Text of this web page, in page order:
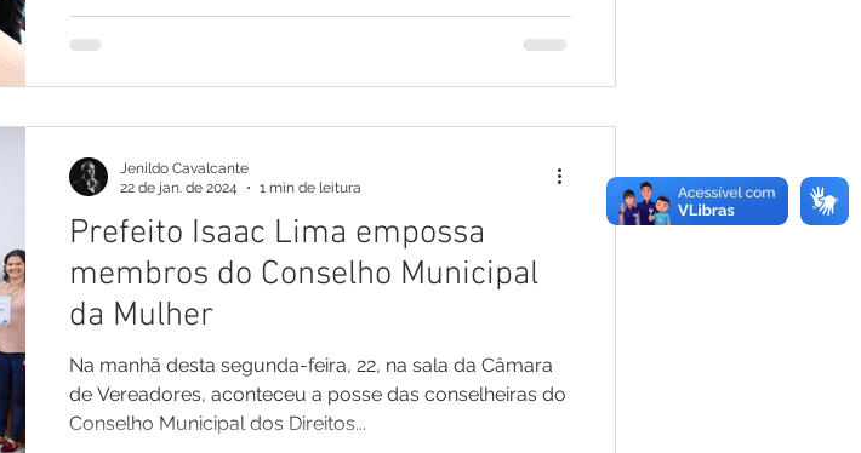
Prefeito Isaac Lima empossa
membros do Conselho Municipal
da Mulher
Na manhã desta segunda-feira, 22, na sala da Câmara
de Vereadores, aconteceu a posse das conselheiras do
Conselho Municipal dos Direitos...
Jenildo Cavalcante
22 de jan. de 2024
1 min de leitura